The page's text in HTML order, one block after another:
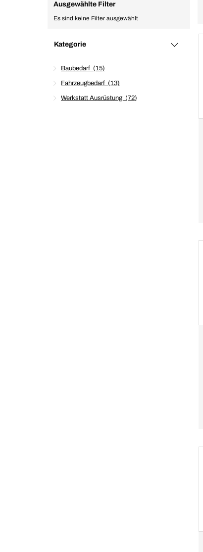
Ausgewählte Filter
Es sind keine Filter ausgewählt
Kategorie
Baubedarf 15
Fahrzeugbedarf 13
Werkstatt Ausrüstung 72